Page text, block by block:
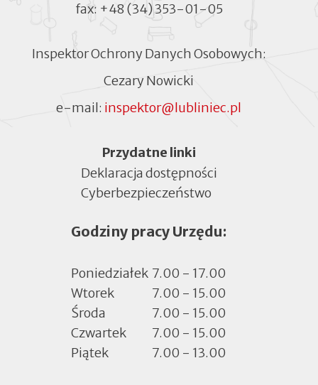
fax: +48 (34) 353-01-05
Inspektor Ochrony Danych Osobowych:
Cezary Nowicki
e-mail: inspektor@lubliniec.pl
MenuPrzydatne linki
Deklaracja dostępności
Cyberbezpieczeństwo
w
zakładce
Godziny pracy Urzędu:
Poniedziałek 7.00 - 17.00
Wtorek
7.00 - 15.00
Środa
7.00 - 15.00
Czwartek
7.00 - 15.00
Piątek
7.00 - 13.00